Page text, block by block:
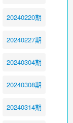
20240220期
20240227期
20240304期
20240308期
20240314期